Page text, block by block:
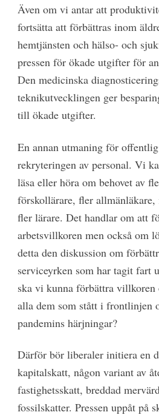
Även om vi antar att
fortsätta att förbättras inom
hemtjänsten och hälso- och
pressen för ökade utgifter för
Den medicinska
teknikutvecklingen ger
till ökade utgifter.
En annan utmaning för
rekryteringen av personal. Vi
läsa eller höra om behovet av
förskollärare, fler
fler lärare. Det handlar om att
arbetsvillkoren men också om
detta den diskussion om
serviceyrken som har tagit fart
ska vi kunna förbättra
alla dem som stått i frontlinjen
pandemins härjningar?
Därför bör liberaler initiera en
kapitalskatt, någon variant av
fastighetsskatt, breddad
fossilskatter. Pressen uppåt på